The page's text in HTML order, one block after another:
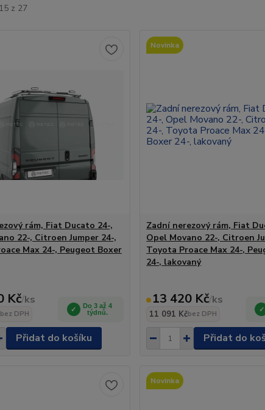
z 27
rám, Fiat Ducato 24-,
22-, Citroen Jumper 24-,
Max 24-, Peugeot Boxer
Kč/ks
bez DPH
Do 3 až 4
týdnů.
Přidat do košíku
Novinka
Zadní nerezový rám, Fiat
Opel Movano 22-, Citroen
Toyota Proace Max 24-,
24-, lakovaný
13 420 Kč/ks
11 091 Kčbez DPH
Přidat do
Novinka